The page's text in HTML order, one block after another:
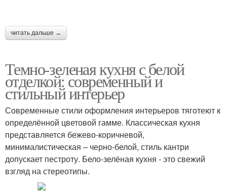
читать дальше →
Темно-зеленая кухня с белой
отделкой: современный и
стильный интерьер
Современные стили оформления интерьеров тяготеют к
определённой цветовой гамме. Классическая кухня
представляется бежево-коричневой,
минималистическая – черно-белой, стиль кантри
допускает пестроту. Бело-зелёная кухня - это свежий
взгляд на стереотипы.